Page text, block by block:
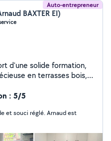
Auto-entrepreneur
BAXTER EI)
d'une solide formation,
en terrasses bois,
la rénovation
m'efforce d'allier savoir-
modernes pour offrir un
Contactez moi
donner vie à vos idées!
: 5/5
et souci réglé. Arnaud est